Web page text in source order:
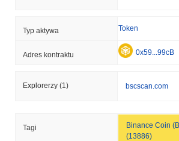
Typ aktywa Token
Adres kontraktu 0x59...99cB
Explorerzy (1) bscscan.com
Tagi
Binance Coin
(13886)